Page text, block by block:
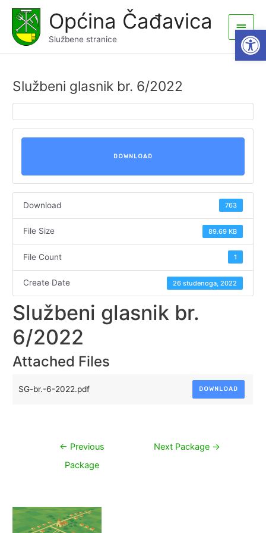
content
Općina Čađavica
Službene stranice
Main
Menu
Službeni glasnik br. 6/2022
DOWNLOAD
Download 763
File Size 89.69 KB
File Count 1
Create Date 26 studenoga, 2022
Službeni glasnik br.
6/2022
Attached Files
SG-br.-6-2022.pdf DOWNLOAD
Navigacija
← Previous
Package
Next Package →